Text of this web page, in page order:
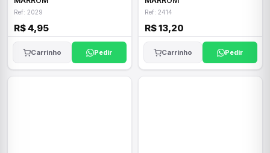
Ref: 2029
R$ 4,95
Carrinho Pedir
Ref: 2414
R$ 13,20
Carrinho Pedir